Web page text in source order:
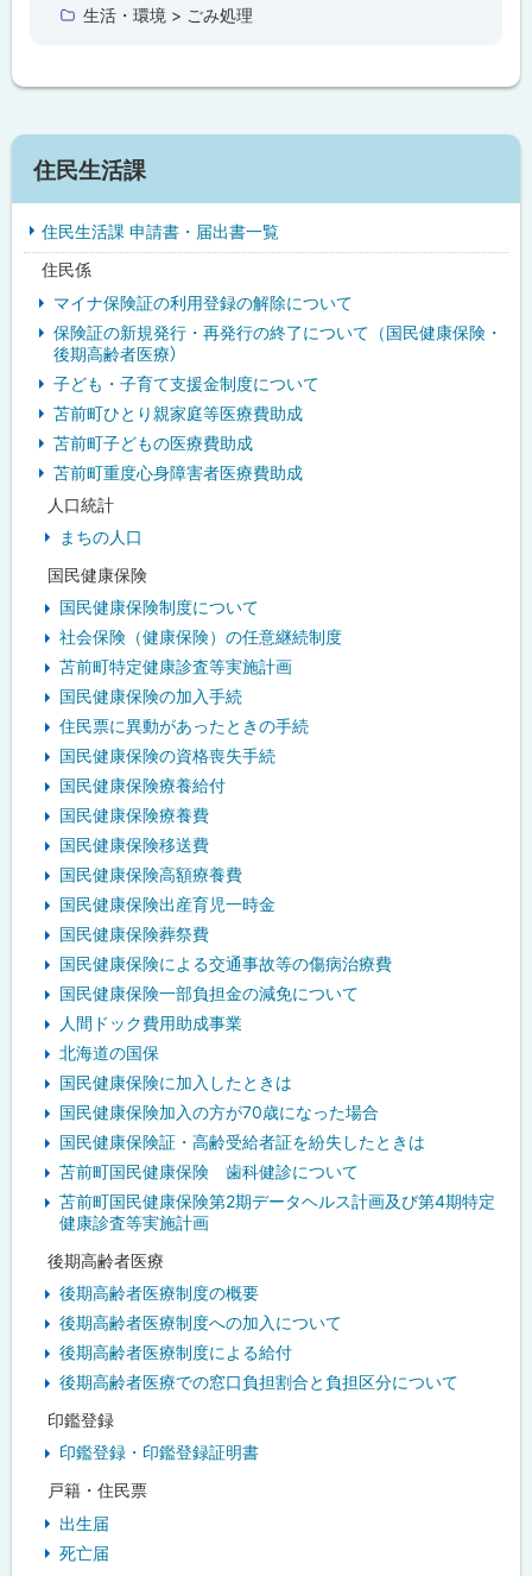
生活・環境 > ごみ処理
サ
イ
ド
住民生活課
住民生活課 申請書・届出書一覧
住民係
マイナ保険証の利用登録の解除について
保険証の新規発行・再発行の終了について（国民健康保険・
後期高齢者医療）
子ども・子育て支援金制度について
苫前町ひとり親家庭等医療費助成
苫前町子どもの医療費助成
苫前町重度心身障害者医療費助成
人口統計
まちの人口
国民健康保険
国民健康保険制度について
社会保険（健康保険）の任意継続制度
苫前町特定健康診査等実施計画
国民健康保険の加入手続
住民票に異動があったときの手続
国民健康保険の資格喪失手続
国民健康保険療養給付
国民健康保険療養費
国民健康保険移送費
国民健康保険高額療養費
国民健康保険出産育児一時金
国民健康保険葬祭費
国民健康保険による交通事故等の傷病治療費
国民健康保険一部負担金の減免について
人間ドック費用助成事業
北海道の国保
国民健康保険に加入したときは
国民健康保険加入の方が70歳になった場合
国民健康保険証・高齢受給者証を紛失したときは
苫前町国民健康保険 歯科健診について
苫前町国民健康保険第2期データヘルス計画及び第4期特定
健康診査等実施計画
後期高齢者医療
後期高齢者医療制度の概要
後期高齢者医療制度への加入について
後期高齢者医療制度による給付
後期高齢者医療での窓口負担割合と負担区分について
印鑑登録
印鑑登録・印鑑登録証明書
戸籍・住民票
出生届
死亡届